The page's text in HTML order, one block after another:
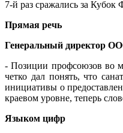
7-й раз сражались за
Прямая речь
Генеральный директор
- Позиции профсоюзов во
четко дал понять, что
инициативы о
краевом уровне, теперь
Языком цифр